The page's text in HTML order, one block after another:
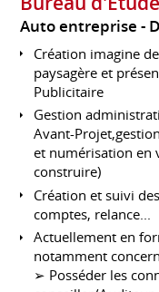
Auto entreprise
Création imagine
paysagère et
Publicitaire
Gestion
Avant-
et numérisation en
construire)
Création et suivi
comptes, relance...
Actuellement en
notamment
➢ Posséder les